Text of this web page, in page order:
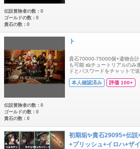
伝説冒険者の数：0
ゴールドの数：0
貴石の数：0
ト
貴石70000-75000個+遺物合
も可能 🧀チュートリアルのみ
ドとパスワードをチャットで
身で必ず再設定をお願いいたし
本人確認済み 評価 100+
伝説冒険者の数：0
ゴールドの数：0
貴石の数：0
初期垢✨️貴石29095+伝
+プリッシュ+イロハ+ザ